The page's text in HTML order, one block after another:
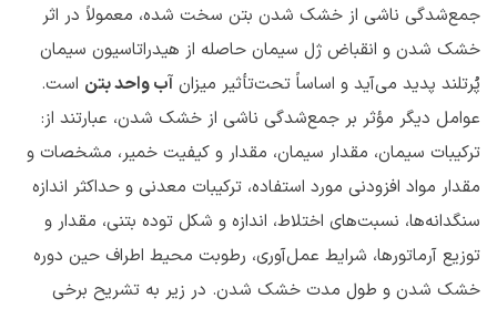
جمع‌شدگی ناشی از خشک شدن بتن سخت شده، معمولاً در اثر
خشک شدن و انقباض ژل سیمان حاصله از هیدراتاسیون سیمان
پُرتلند پدید می‌آید و اساساً تحت‌تأثیر میزان آب واحد بتن است.
عوامل دیگر مؤثر بر جمع‌شدگی ناشی از خشک شدن، عبارتند از:
ترکیبات سیمان، مقدار سیمان، مقدار و کیفیت خمیر، مشخصات و
مقدار مواد افزودنی مورد استفاده، ترکیبات معدنی و حداکثر اندازه
سنگدانه‌ها، نسبت‌های اختلاط، اندازه و شکل توده بتنی، مقدار و
توزیع آرماتورها، شرایط عمل‌آوری، رطوبت محیط اطراف حین دوره
خشک شدن و طول مدت خشک شدن. در زیر به تشریح برخی